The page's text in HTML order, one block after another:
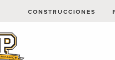
CONSTRUCCIONES